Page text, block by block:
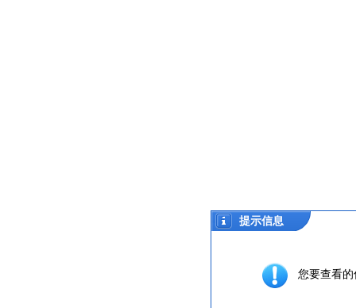
提示信息
您要查看